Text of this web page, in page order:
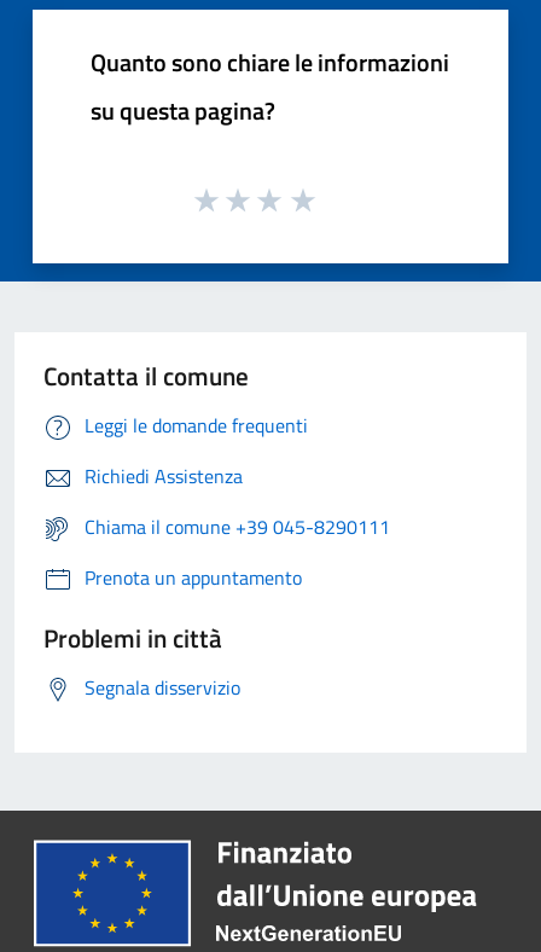
Quanto sono chiare le informazioni
su questa pagina?
Contatta il comune
Leggi le domande frequenti
Richiedi Assistenza
Chiama il comune +39 045-8290111
Prenota un appuntamento
Problemi in città
Segnala disservizio